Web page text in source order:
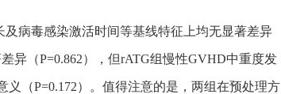
病毒感染激活时间等基线特征上均无显著差异
异（P=0.862），但rATG组慢性GVHD中重度发
义（P=0.172）。值得注意的是，两组在预处理方